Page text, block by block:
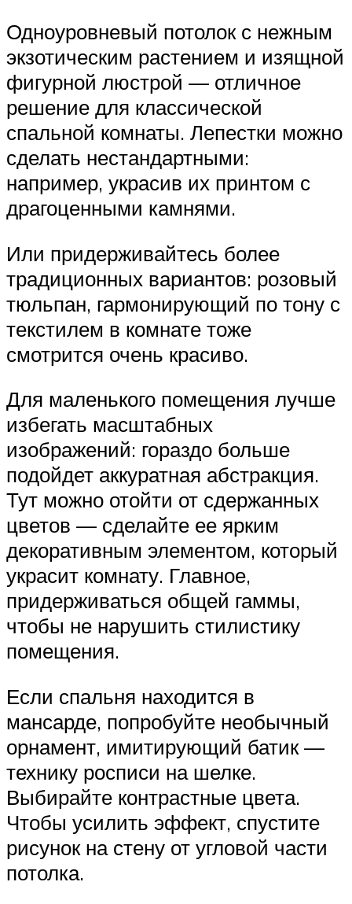
Одноуровневый потолок с нежным
экзотическим растением и изящной
фигурной люстрой — отличное
решение для классической
спальной комнаты. Лепестки можно
сделать нестандартными:
например, украсив их принтом с
драгоценными камнями.
Или придерживайтесь более
традиционных вариантов: розовый
тюльпан, гармонирующий по тону с
текстилем в комнате тоже
смотрится очень красиво.
Для маленького помещения лучше
избегать масштабных
изображений: гораздо больше
подойдет аккуратная абстракция.
Тут можно отойти от сдержанных
цветов — сделайте ее ярким
декоративным элементом, который
украсит комнату. Главное,
придерживаться общей гаммы,
чтобы не нарушить стилистику
помещения.
Если спальня находится в
мансарде, попробуйте необычный
орнамент, имитирующий батик —
технику росписи на шелке.
Выбирайте контрастные цвета.
Чтобы усилить эффект, спустите
рисунок на стену от угловой части
потолка.